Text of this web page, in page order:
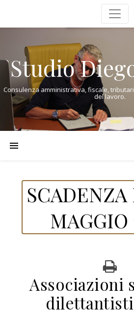
Studio
Consulenza amministrativa, fiscale,
del lavoro.
SCADENZA
MAGGIO
Associazioni